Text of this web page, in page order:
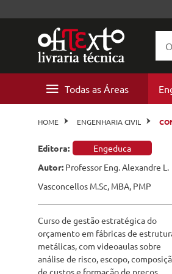
Todas as Áreas
Agronomia
Arquitetura
Biologia e Ecologia
Engenharia Civil
Engenharia de Minas
e
HOME ENGENHARIA CIVIL
Editora:
Engeduca
Autor: Professor Eng. Alexandre L.
Vasconcellos M.Sc, MBA, PMP
Curso de gestão estratégica do
orçamento em fábricas de
metálicas, com videoaulas sobre
análise de risco, escopo,
de custos e formação de preços.